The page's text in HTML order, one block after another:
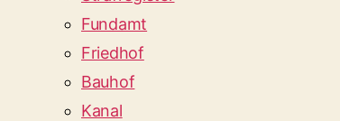
Fundamt
Friedhof
Bauhof
Kanal